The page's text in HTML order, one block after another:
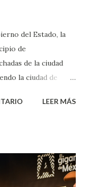
del Estado, la
de
de la ciudad
la ciudad de
Leo Montañez
cerca de 90 mil
LEER MÁS